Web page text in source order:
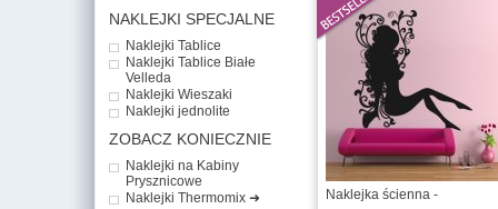
NAKLEJKI SPECJALNE
Naklejki Tablice
Naklejki Tablice Białe
Velleda
Naklejki Wieszaki
Naklejki jednolite
ZOBACZ KONIECZNIE
Naklejki na Kabiny
Prysznicowe
Naklejki Thermomix ➜
Naklejka ścienna -